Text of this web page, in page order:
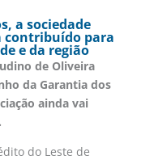
a sociedade
contribuído para
e da região
de Oliveira
da Garantia dos
ainda vai
do Leste de